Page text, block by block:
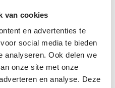
van cookies
en advertenties te
social media te bieden
analyseren. Ook delen we
onze site met onze
en analyse. Deze
wij van
of masterdiploma in
richting.